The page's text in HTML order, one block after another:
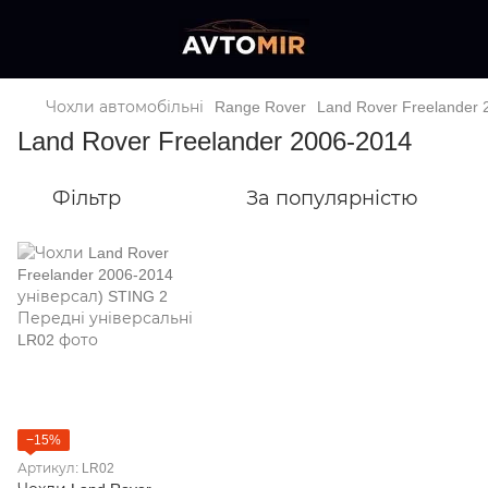
Чохли автомобільні Range Rover Land Rover Freelander
Land Rover Freelander 2006-2014
Фільтр За популярністю
−15%
Артикул: LR02